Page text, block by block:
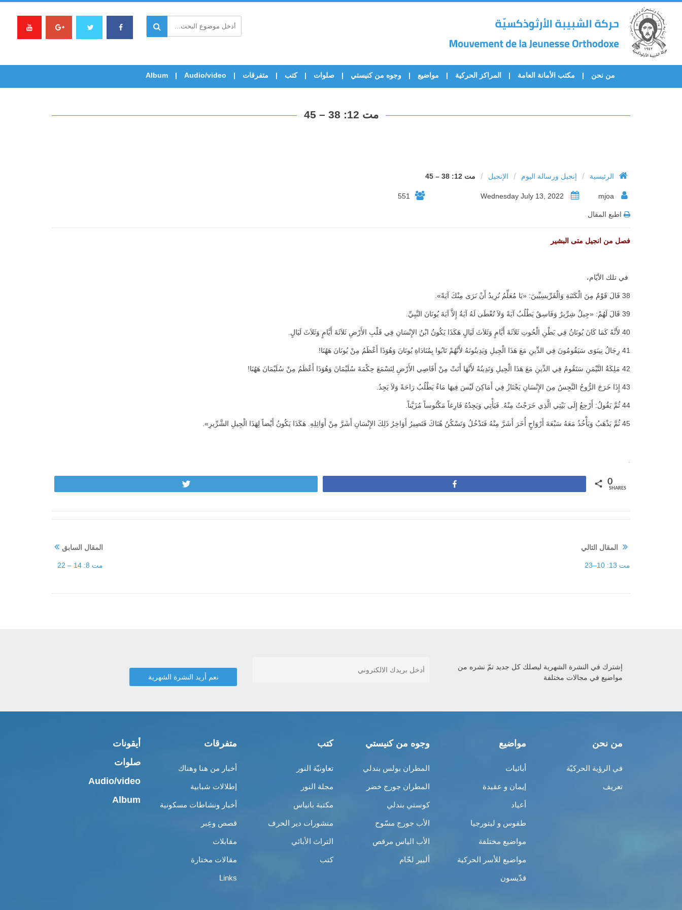
من نحن مكتب الأمانة العامة المراكز الحركية مواضيع وجوه من كنيستي صلوات كتب متفرقات Audio/video
Album
مت 12: 38 – 45
الرئيسية / إنجيل ورسالة اليوم / الإنجيل / مت 12: 38 – 45
551
اطبع المقال
فصل من انجيل متى البشير
في تلك الأيّام،
38 قَالَ قَوْمٌ مِنَ الْكَتَبَةِ وَالْفَرِّيسِيِّينَ: «يَا مُعَلِّمُ نُرِيدُ أَنْ نَرَى مِنْكَ آيَةً».
39 قَالَ لَهُمْ: «جِيلٌ شِرِّيرٌ وَفَاسِقٌ يَطْلُبُ آيَةً وَلاَ تُعْطَى لَهُ آيَةٌ إِلاَّ آيَةَ يُونَانَ النَّبِيِّ.
40 لأَنَّهُ كَمَا كَانَ يُونَانُ فِي بَطْنِ الْحُوتِ ثَلاَثَةَ أَيَّامٍ وَثَلاَثَ لَيَالٍ هَكَذَا يَكُونُ ابْنُ الإِنْسَانِ فِي قَلْبِ الأَرْضِ ثَلاَثَةَ أَيَّامٍ وَثَلاَثَ لَيَالٍ.
41 رِجَالُ نِينَوَى سَيَقُومُونَ فِي الدِّينِ مَعَ هَذَا الْجِيلِ وَيَدِينُونَهُ لأَنَّهُمْ تَابُوا بِمُنَادَاةِ يُونَانَ وَهُوَذَا أَعْظَمُ مِنْ يُونَانَ هَهُنَا!
42 مَلِكَةُ التَّيْمَنِ سَتَقُومُ فِي الدِّينِ مَعَ هَذَا الْجِيلِ وَتَدِينُهُ لأَنَّهَا أَتَتْ مِنْ أَقَاصِي الأَرْضِ لِتَسْمَعَ حِكْمَةَ سُلَيْمَانَ وَهُوَذَا أَعْظَمُ مِنْ سُلَيْمَانَ هَهُنَا!
43 إِذَا خَرَجَ الرُّوحُ النَّجِسُ مِنَ الإِنْسَانِ يَجْتَازُ فِي أَمَاكِنَ لَيْسَ فِيهَا مَاءٌ يَطْلُبُ رَاحَةً وَلاَ يَجِدُ.
44 ثُمَّ يَقُولُ: أَرْجِعُ إِلَى بَيْتِي الَّذِي خَرَجْتُ مِنْهُ. فَيَأْتِي وَيَجِدُهُ فَارِغاً مَكْنُوساً مُزَيَّناً.
45 ثُمَّ يَذْهَبُ وَيَأْخُذُ مَعَهُ سَبْعَةَ أَرْوَاحٍ أُخَرَ أَشَرَّ مِنْهُ فَتَدْخُلُ وَتَسْكُنُ هُنَاكَ فَتَصِيرُ أَوَاخِرُ ذَلِكَ الإِنْسَانِ أَشَرَّ مِنْ أَوَائِلِهِ. هَكَذَا يَكُونُ أَيْضاً لِهَذَا الْجِيلِ الشَّرِّيرِ».
0
SHARES
المقال السابق
مت 8: 14 – 22
المقال التالي
مت 13: 10–23
إشترك في النشرة الشهرية ليصلك كل جديد تمّ نشره من
مواضيع في مجالات مختلفة
من نحن
في الرؤية الحركيّة
تعريف
مواضيع
أبائيات
إيمان و عقيدة
أعياد
طقوس و ليتورجيا
مواضيع مختلفة
مواضيع للأسر الحركية
قدّيسون
وجوه من كنيستي
المطران بولس بندلي
المطران جورج خضر
كوستي بندلي
الأب جورج مسّوح
الأب الياس مرقص
ألبير لحّام
كتب
تعاونيّة النور
مجلة النور
مكتبة بانياس
منشورات دير الحرف
التراث الأبائي
كتب
متفرقات
أخبار من هنا وهناك
إطلالات شبابية
أخبار ونشاطات مسكونية
قصص وعِبر
مقابلات
مقالات مختارة
Links
أيقونات
صلوات
Audio/video
Album